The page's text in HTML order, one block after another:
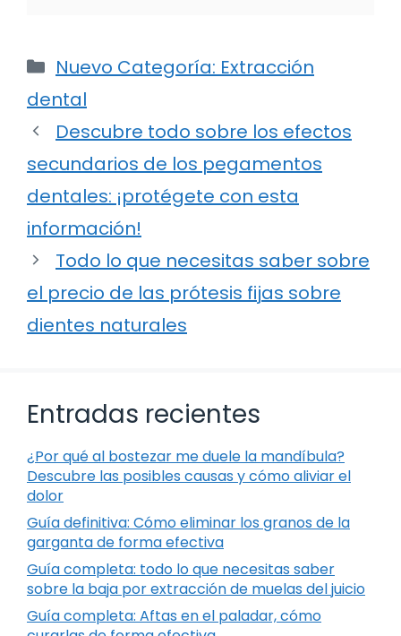
Categorías
Nuevo Categoría: Extracción
dental
Descubre todo sobre los efectos
secundarios de los pegamentos
dentales: ¡protégete con esta
información!
Todo lo que necesitas saber sobre
el precio de las prótesis fijas sobre
dientes naturales
Entradas recientes
¿Por qué al bostezar me duele la mandíbula?
Descubre las posibles causas y cómo aliviar el
dolor
Guía definitiva: Cómo eliminar los granos de la
garganta de forma efectiva
Guía completa: todo lo que necesitas saber
sobre la baja por extracción de muelas del juicio
Guía completa: Aftas en el paladar, cómo